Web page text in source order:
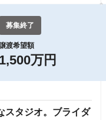
募集終了
渡希望額
1,500万円
スタジオ。ブライダ